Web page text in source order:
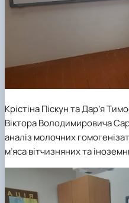
Крістіна Піскунта Дар’я
Віктора Володимировича
аналіз молочних
м’яса вітчизняних та